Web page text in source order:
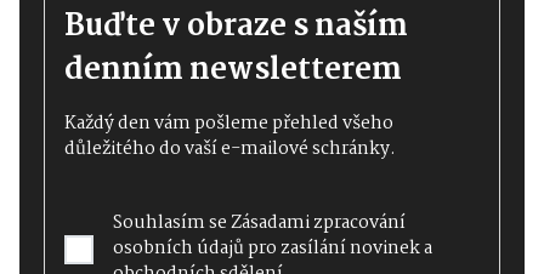
Buďte v obraze s naším
denním newsletterem
Každý den vám pošleme přehled všeho
důležitého do vaší e-mailové schránky.
Souhlasím seZásadami zpracování
osobních údajůpro zasílání novinek a